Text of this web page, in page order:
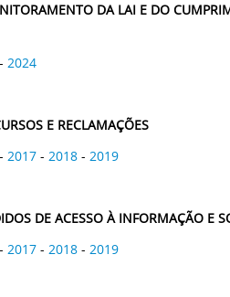
DA LAI E DO
- 2024
E RECLAMAÇÕES
- 2017 - 2018 - 2019
DE ACESSO À INFORMAÇÃO E
- 2017 - 2018 - 2019